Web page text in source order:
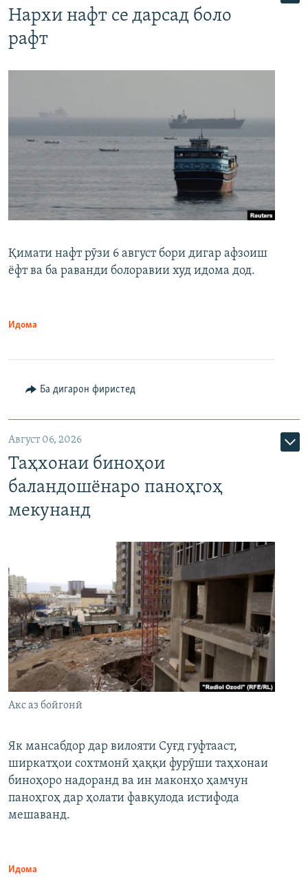
Нархи нафт се дарсад боло
рафт
Қимати нафт рӯзи 6 август бори дигар афзоиш
ёфт ва ба раванди болоравии худ идома дод.
Идома
Ба дигарон фиристед
Август 06, 2026
Таҳхонаи биноҳои
баландошёнаро паноҳгоҳ
мекунанд
Акс аз бойгонӣ
Як мансабдор дар вилояти Суғд гуфтааст,
ширкатҳои сохтмонӣ ҳаққи фурӯши таҳхонаи
биноҳоро надоранд ва ин маконҳо ҳамчун
паноҳгоҳ дар ҳолати фавқулода истифода
мешаванд.
Идома